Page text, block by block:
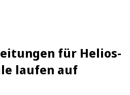
für Helios-
laufen auf